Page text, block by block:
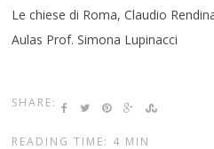
Le chiese di Roma, Claudio
Aulas Prof. Simona Lupinacci
SHARE:
READING TIME: 4 MIN